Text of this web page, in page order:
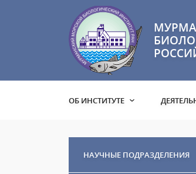
ОБ ИНСТИТУТЕ
НАУЧНЫЕ ПОДРАЗДЕЛЕНИЯ